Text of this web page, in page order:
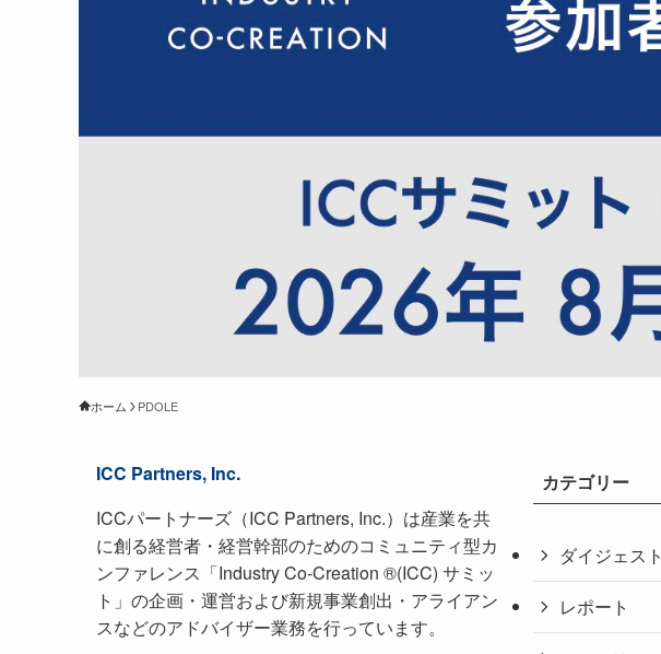
ホーム PDOLE
ICC Partners, Inc.
ICCパートナーズ（ICC Partners, Inc.）は産業を共
に創る経営者・経営幹部のためのコミュニティ型カ
ンファレンス「Industry Co-Creation ®(ICC) サミッ
ト」の企画・運営および新規事業創出・アライアン
スなどのアドバイザー業務を行っています。
カテゴリー
ダイジェスト
レポート